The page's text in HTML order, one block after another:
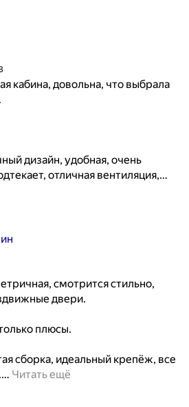
кабина, довольна, что выбрала
дизайн, удобная, очень
отличная вентиляция,…
смотрится стильно,
двери.
плюсы.
сборка, идеальный крепёж, все
… Читать ещё